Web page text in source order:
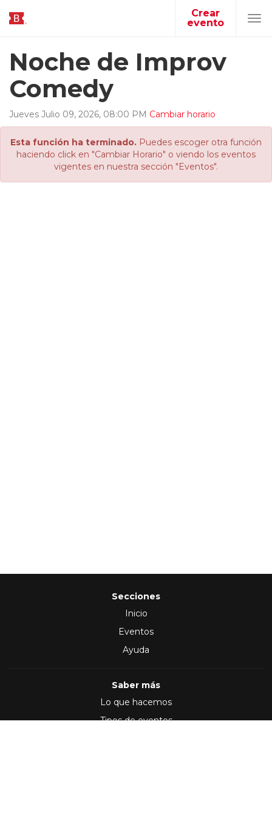
Crear
evento
Noche de Improv
Comedy
Jueves Julio 09, 2026, 08:00 PM Cambiar horario
Esta función ha terminado. Puedes escoger otra función
haciendo click en "Cambiar Horario" o viendo los eventos
vigentes en nuestra sección "Eventos".
Secciones
Inicio
Eventos
Ayuda
Saber más
Lo que hacemos
Tipos de eventos